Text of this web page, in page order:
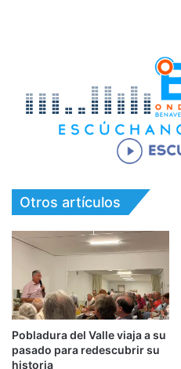
Otros artículos
Pobladura del Valle viaja a su
pasado para redescubrir su
historia